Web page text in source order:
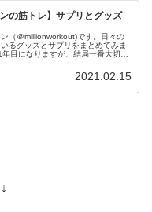
の筋トレ】サプリとグッズ
（＠millionworkout)です。日々の
るグッズとサプリをまとめてみま
目になりますが、結局一番大切な
2021.02.15